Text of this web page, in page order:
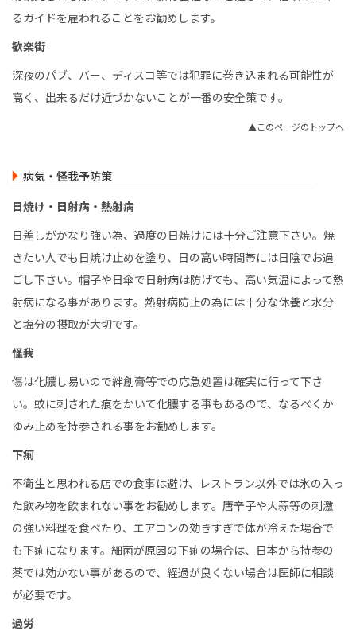
るガイドを雇われることをお勧めします。
歓楽街
深夜のパブ、バー、ディスコ等では犯罪に巻き込まれる可能性が
高く、出来るだけ近づかないことが一番の安全策です。
▲このページのトップへ
病気・怪我予防策
日焼け・日射病・熱射病
日差しがかなり強い為、過度の日焼けには十分ご注意下さい。焼
きたい人でも日焼け止めを塗り、日の高い時間帯には日陰でお過
ごし下さい。帽子や日傘で日射病は防げても、高い気温によって熱
射病になる事があります。熱射病防止の為には十分な休養と水分
と塩分の摂取が大切です。
怪我
傷は化膿し易いので絆創膏等での応急処置は確実に行って下さ
い。蚊に刺された痕をかいて化膿する事もあるので、なるべくか
ゆみ止めを持参される事をお勧めします。
下痢
不衛生と思われる店での食事は避け、レストラン以外では氷の入っ
た飲み物を飲まれない事をお勧めします。唐辛子や大蒜等の刺激
の強い料理を食べたり、エアコンの効きすぎで体が冷えた場合で
も下痢になります。細菌が原因の下痢の場合は、日本から持参の
薬では効かない事があるので、経過が良くない場合は医師に相談
が必要です。
過労